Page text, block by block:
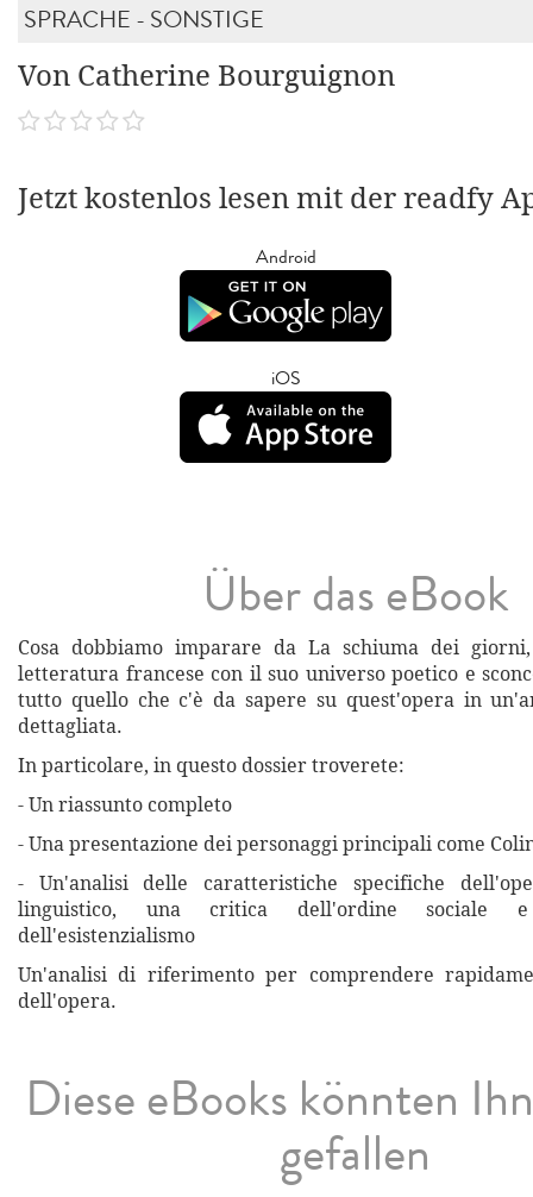
SPRACHE - SONSTIGE
Von Catherine Bourguignon
Jetzt kostenlos lesen mit der readfy
Android
iOS
Über das eBook
Cosa dobbiamo imparare da La schiuma dei
letteratura francese con il suo universo poetico e
tutto quello che c'è da sapere su quest'opera in
dettagliata.
In particolare, in questo dossier troverete:
- Un riassunto completo
- Una presentazione dei personaggi principali come
- Un'analisi delle caratteristiche specifiche
linguistico, una critica dell'ordine sociale
dell'esistenzialismo
Un'analisi di riferimento per comprendere
dell'opera.
Diese eBooks könnten
gefallen